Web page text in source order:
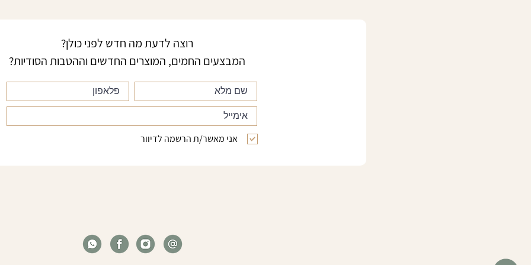
רוצה לדעת מה חדש לפני כולן?
המבצעים החמים, המוצרים החדשים וההטבות הסודיות?
אני מאשר/ת הרשמה לדיוור